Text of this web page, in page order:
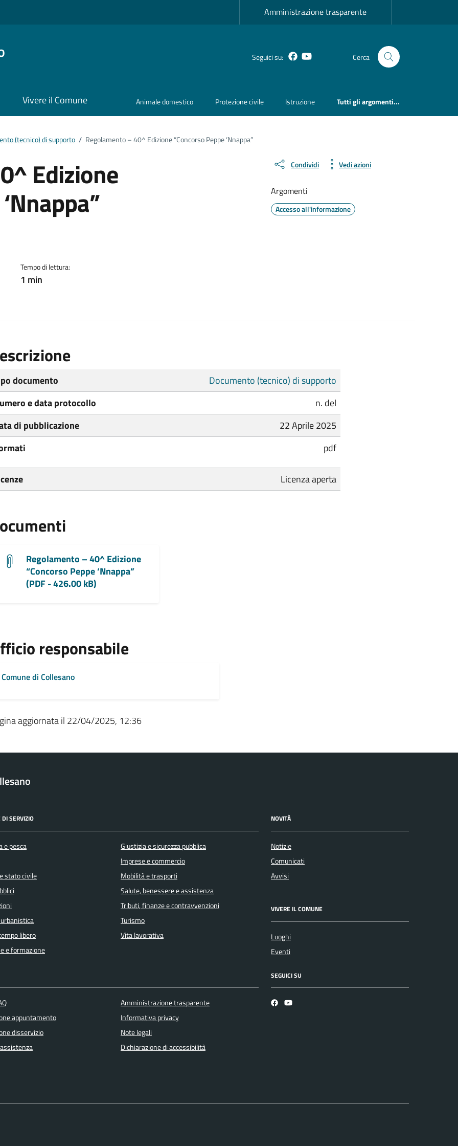
Amministrazione trasparente
Seguici su: Facebook
YouTube Cerca
Vivere il Comune Animale domestico Protezione civile Istruzione Tutti gli argomenti...
(tecnico) di supporto / Regolamento – 40^ Edizione “Concorso Peppe ‘Nnappa”
Edizione
Tempo di lettura:
1 min
Condividi Vedi azioni
Argomenti
Accesso all'informazione
documento
Documento (tecnico) di supporto
e data protocollo
n. del
di pubblicazione
22 Aprile 2025
pdf
Licenza aperta
Regolamento – 40^ Edizione
“Concorso Peppe ‘Nnappa”
(PDF - 426.00 kB)
responsabile
Comune di Collesano
aggiornata il 22/04/2025, 12:36
DI SERVIZIO
e pesca
stato civile
libero
e formazione
Giustizia e sicurezza pubblica
Imprese e commercio
Mobilità e trasporti
Salute, benessere e assistenza
Tributi, finanze e contravvenzioni
Turismo
Vita lavorativa
NOVITÀ
Notizie
Comunicati
Avvisi
VIVERE IL COMUNE
Luoghi
Eventi
appuntamento
disservizio
Amministrazione trasparente
Informativa privacy
Note legali
Dichiarazione di accessibilità
SEGUICI SU
FacebookYouTube